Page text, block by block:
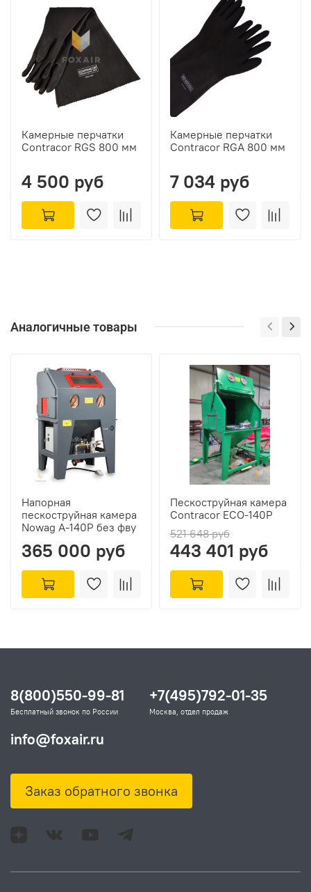
Камерные перчатки
Contracor RGS 800 мм
4 500 руб
Камерные перчатки
Contracor RGA 800 мм
7 034 руб
Аналогичные товары
Напорная
пескоструйная камера
Nowag A-140P без фву
365 000 руб
Пескоструйная камера
Contracor ECO-140P
521 648 руб
443 401 руб
8(800)550-99-81
Бесплатный звонок по России
+7(495)792-01-35
Москва, отдел продаж
info@foxair.ru
Заказ обратного звонка